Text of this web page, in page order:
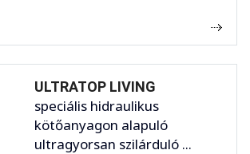
ULTRATOP LIVING
speciális hidraulikus
kötőanyagon alapuló
ultragyorsan szilárduló ...